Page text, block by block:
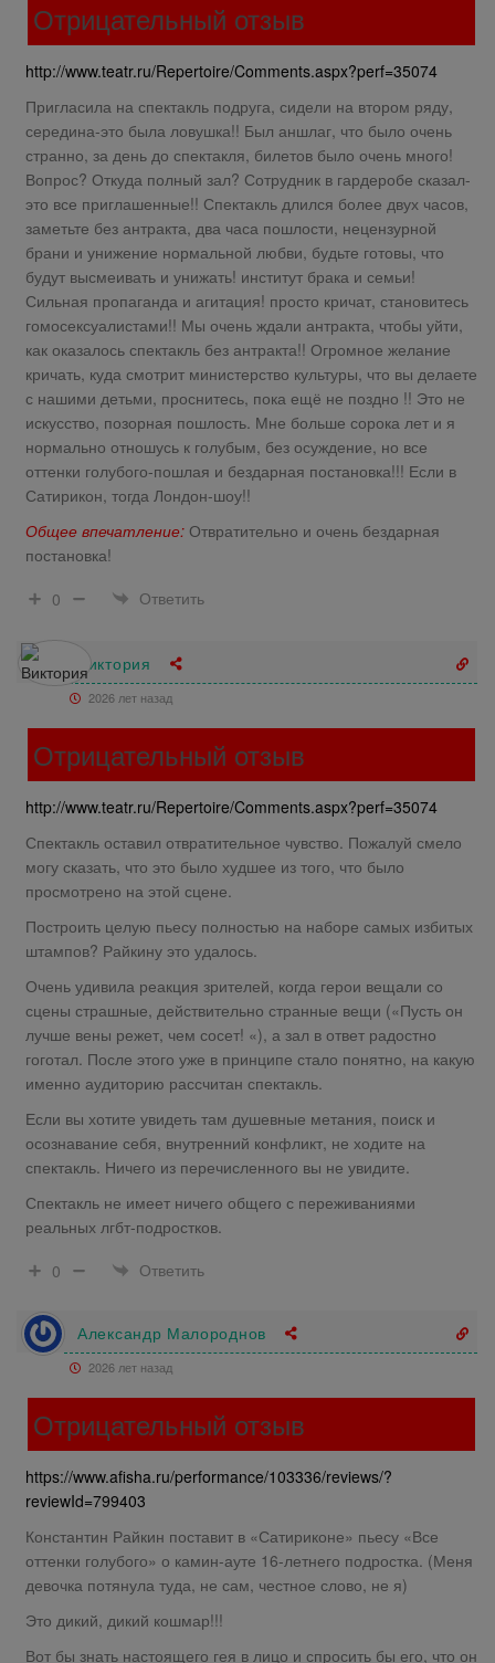
Отрицательный отзыв
http://www.teatr.ru/Repertoire/Comments.aspx?perf=35074
Пригласила на спектакль подруга, сидели на втором ряду,
середина-это была ловушка!! Был аншлаг, что было очень
странно, за день до спектакля, билетов было очень много!
Вопрос? Откуда полный зал? Сотрудник в гардеробе сказал-
это все приглашенные!! Спектакль длился более двух часов,
заметьте без антракта, два часа пошлости, нецензурной
брани и унижение нормальной любви, будьте готовы, что
будут высмеивать и унижать! институт брака и семьи!
Сильная пропаганда и агитация! просто кричат, становитесь
гомосексуалистами!! Мы очень ждали антракта, чтобы уйти,
как оказалось спектакль без антракта!! Огромное желание
кричать, куда смотрит министерство культуры, что вы делаете
с нашими детьми, проснитесь, пока ещё не поздно !! Это не
искусство, позорная пошлость. Мне больше сорока лет и я
нормально отношусь к голубым, без осуждение, но все
оттенки голубого-пошлая и бездарная постановка!!! Если в
Сатирикон, тогда Лондон-шоу!!
Общее впечатление: Отвратительно и очень бездарная
постановка!
0
Ответить
Виктория
2026 лет назад
Отрицательный отзыв
http://www.teatr.ru/Repertoire/Comments.aspx?perf=35074
Спектакль оставил отвратительное чувство. Пожалуй смело
могу сказать, что это было худшее из того, что было
просмотрено на этой сцене.
Построить целую пьесу полностью на наборе самых избитых
штампов? Райкину это удалось.
Очень удивила реакция зрителей, когда герои вещали со
сцены страшные, действительно странные вещи («Пусть он
лучше вены режет, чем сосет! «), а зал в ответ радостно
гоготал. После этого уже в принципе стало понятно, на какую
именно аудиторию рассчитан спектакль.
Если вы хотите увидеть там душевные метания, поиск и
осознавание себя, внутренний конфликт, не ходите на
спектакль. Ничего из перечисленного вы не увидите.
Спектакль не имеет ничего общего с переживаниями
реальных лгбт-подростков.
0
Ответить
Александр Малороднов
2026 лет назад
Отрицательный отзыв
https://www.afisha.ru/performance/103336/reviews/?
reviewId=799403
Константин Райкин поставит в «Сатириконе» пьесу «Все
оттенки голубого» о камин-ауте 16-летнего подростка. (Меня
девочка потянула туда, не сам, честное слово, не я)
Это дикий, дикий кошмар!!!
Вот бы знать настоящего гея в лицо и спросить бы его, что он